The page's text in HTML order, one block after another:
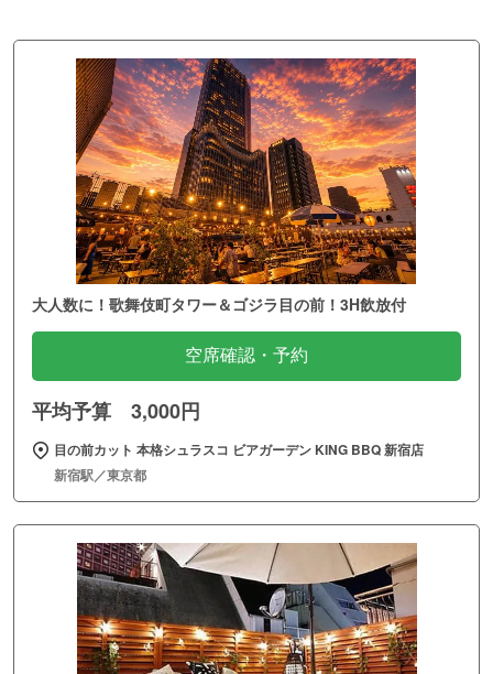
大人数に！歌舞伎町タワー＆ゴジラ目の前！3H飲放付
空席確認・予約
平均予算 3,000円
目の前カット 本格シュラスコ ビアガーデン KING BBQ 新宿店
新宿駅／東京都